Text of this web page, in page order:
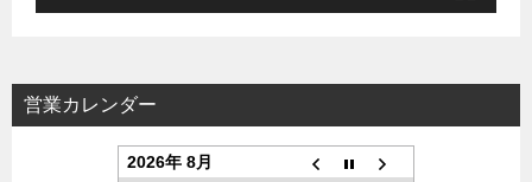
営業カレンダー
2026年 8月